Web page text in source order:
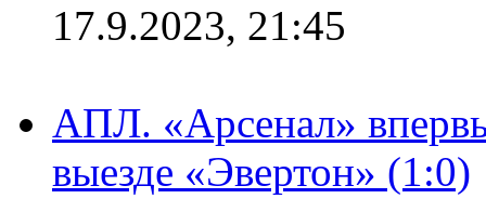
17.9.2023, 21:45
АПЛ. «Арсенал»
выезде «Эвертон» (1:0)